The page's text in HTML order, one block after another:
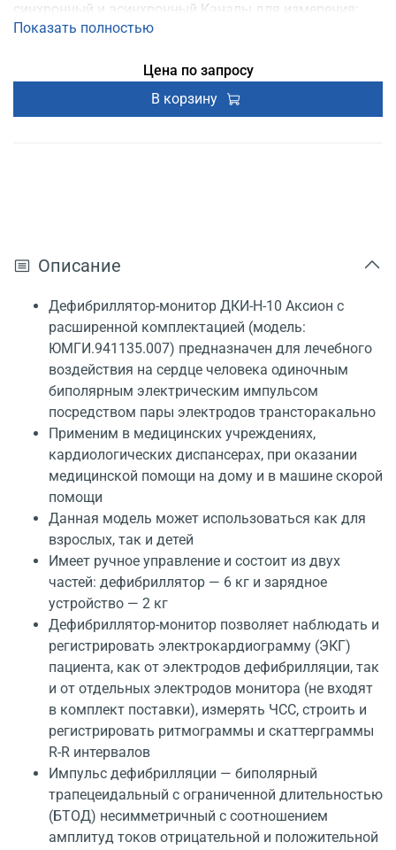
синхронный и асинхронный Каналы для измерения:
ЭКГ Разряды энергии: 200 Дж/70, 360 Дж/40 Дисплей:
Регистрационное удостоверение
Показать полностью
Цена по запросу
В корзину
Описание
Дефибриллятор-монитор ДКИ-Н-10 Аксион с
расширенной комплектацией (модель:
ЮМГИ.941135.007) предназначен для лечебного
воздействия на сердце человека одиночным
биполярным электрическим импульсом
посредством пары электродов трансторакально
Применим в медицинских учреждениях,
кардиологических диспансерах, при оказании
медицинской помощи на дому и в машине скорой
помощи
Данная модель может использоваться как для
взрослых, так и детей
Имеет ручное управление и состоит из двух
частей: дефибриллятор — 6 кг и зарядное
устройство — 2 кг
Дефибриллятор-монитор позволяет наблюдать и
регистрировать электрокардиограмму (ЭКГ)
пациента, как от электродов дефибрилляции, так
и от отдельных электродов монитора (не входят
в комплект поставки), измерять ЧСС, строить и
регистрировать ритмограммы и скаттерграммы
R-R интервалов
Импульс дефибрилляции — биполярный
трапецеидальный с ограниченной длительностью
(БТОД) несимметричный с соотношением
амплитуд токов отрицательной и положительной